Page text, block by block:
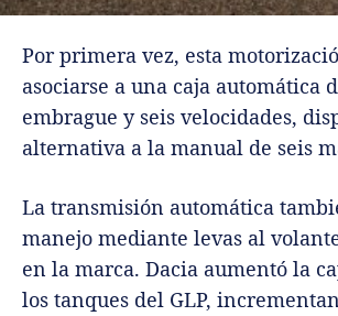
Por primera vez, esta
asociarse a una caja automática
embrague y seis velocidades,
alternativa a la manual de seis
La transmisión automática
manejo mediante levas al
en la marca. Dacia aumentó la
los tanques del GLP,